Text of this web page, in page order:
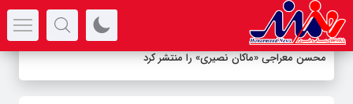
محسن معراجی «ماکان نصیری» را منتشر کرد